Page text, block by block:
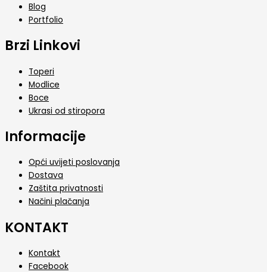
Blog
Portfolio
Brzi Linkovi
Toperi
Modlice
Boce
Ukrasi od stiropora
Informacije
Opći uvijeti poslovanja
Dostava
Zaštita privatnosti
Načini plačanja
KONTAKT
Kontakt
Facebook